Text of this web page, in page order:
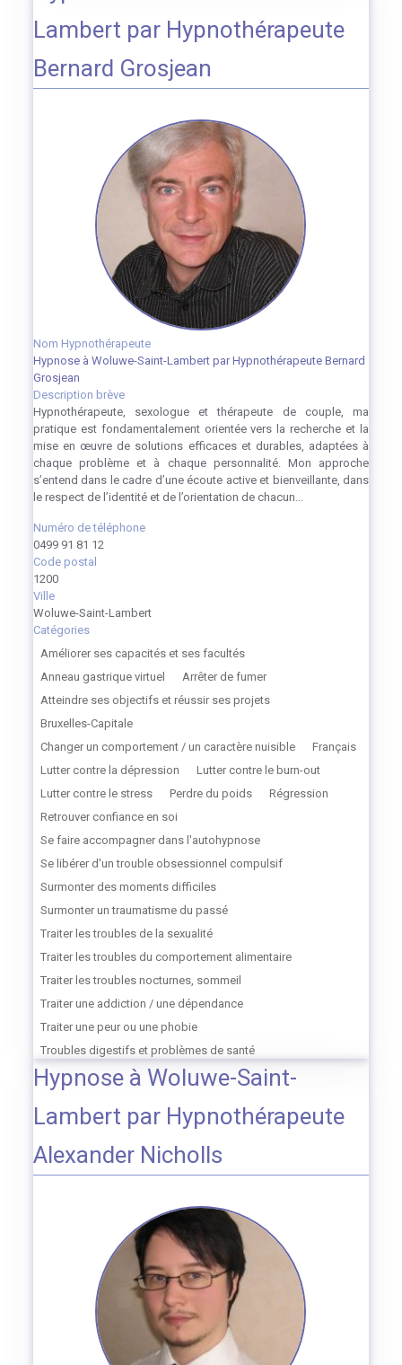
Lambert par Hypnothérapeute
Bernard Grosjean
Nom Hypnothérapeute
Hypnose à Woluwe-Saint-Lambert par Hypnothérapeute Bernard
Grosjean
Description brève
Hypnothérapeute, sexologue et thérapeute de couple, ma
pratique est fondamentalement orientée vers la recherche et la
mise en œuvre de solutions efficaces et durables, adaptées à
chaque problème et à chaque personnalité. Mon approche
s’entend dans le cadre d’une écoute active et bienveillante, dans
le respect de l’identité et de l’orientation de chacun...
Numéro de téléphone
0499 91 81 12
Code postal
1200
Ville
Woluwe-Saint-Lambert
Catégories
Améliorer ses capacités et ses facultés
Anneau gastrique virtuel
Arrêter de fumer
Atteindre ses objectifs et réussir ses projets
Bruxelles-Capitale
Changer un comportement / un caractère nuisible
Français
Lutter contre la dépression
Lutter contre le burn-out
Lutter contre le stress
Perdre du poids
Régression
Retrouver confiance en soi
Se faire accompagner dans l'autohypnose
Se libérer d'un trouble obsessionnel compulsif
Surmonter des moments difficiles
Surmonter un traumatisme du passé
Traiter les troubles de la sexualité
Traiter les troubles du comportement alimentaire
Traiter les troubles nocturnes, sommeil
Traiter une addiction / une dépendance
Traiter une peur ou une phobie
Troubles digestifs et problèmes de santé
Hypnose à Woluwe-Saint-
Lambert par Hypnothérapeute
Alexander Nicholls